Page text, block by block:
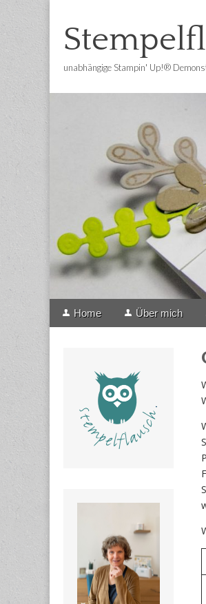
unabhängige Stampin' Up!®
Main
Skip
Home Über mich